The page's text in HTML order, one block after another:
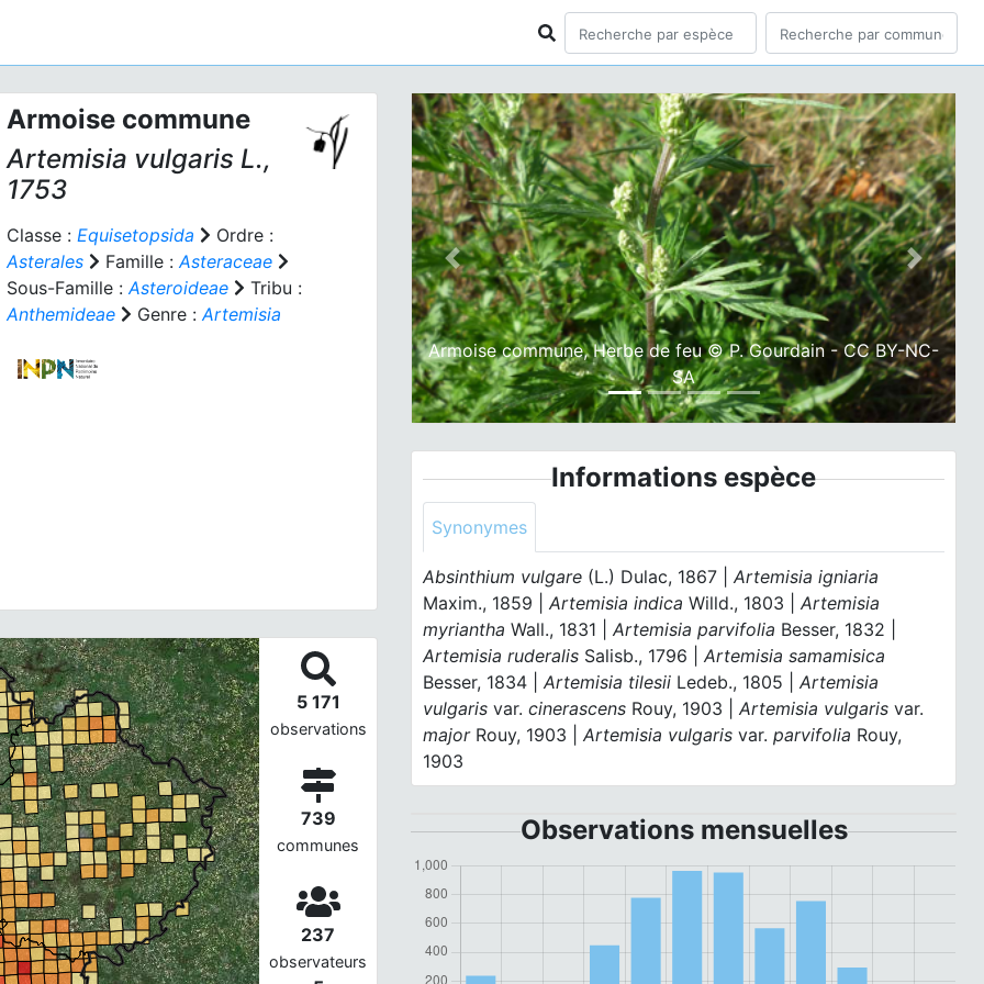
Armoise commune
Artemisia vulgaris L.,
1753
Classe : Equisetopsida
Ordre :
Asterales
Famille :Asteraceae
Sous-Famille :Asteroideae
Tribu :
Anthemideae
Genre :Artemisia
5 171
observations
739
communes
237
observateurs
Armoise commune, Herbe de feu © P. Gourdain - CC BY-NC-
SA
Previous Next
Informations espèce
Synonymes
Absinthium vulgare (L.) Dulac, 1867 |Artemisia igniaria
Maxim., 1859 |Artemisia indica Willd., 1803 |Artemisia
myriantha Wall., 1831 |Artemisia parvifolia Besser, 1832 |
Artemisia ruderalis Salisb., 1796 |Artemisia samamisica
Besser, 1834 |Artemisia tilesii Ledeb., 1805 |Artemisia
vulgarisvar. cinerascens Rouy, 1903 |Artemisia vulgarisvar.
majorRouy, 1903 |Artemisia vulgarisvar. parvifolia Rouy,
1903
Observations mensuelles